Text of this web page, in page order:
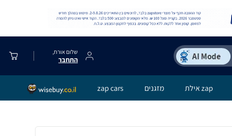
שלום אורח,
התחבר
zap אילת מזגנים zap cars